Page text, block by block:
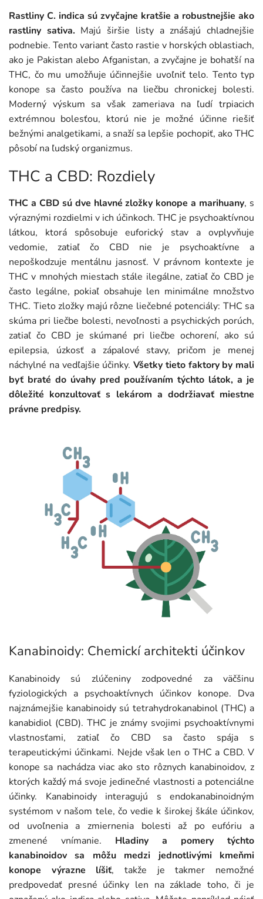
Rastliny C. indica sú zvyčajne kratšie a robustnejšie ako
rastliny sativa. Majú širšie listy a znášajú chladnejšie
podnebie. Tento variant často rastie v horských oblastiach,
ako je Pakistan alebo Afganistan, a zvyčajne je bohatší na
THC, čo mu umožňuje účinnejšie uvoľniť telo. Tento typ
konope sa často používa na liečbu chronickej bolesti.
Moderný výskum sa však zameriava na ľudí trpiacich
extrémnou bolesťou, ktorú nie je možné účinne riešiť
bežnými analgetikami, a snaží sa lepšie pochopiť, ako THC
pôsobí na ľudský organizmus.
THC a CBD: Rozdiely
THC a CBD sú dve hlavné zložky konope a marihuany, s
výraznými rozdielmi v ich účinkoch. THC je psychoaktívnou
látkou, ktorá spôsobuje euforický stav a ovplyvňuje
vedomie, zatiaľ čo CBD nie je psychoaktívne a
nepoškodzuje mentálnu jasnosť. V právnom kontexte je
THC v mnohých miestach stále ilegálne, zatiaľ čo CBD je
často legálne, pokiaľ obsahuje len minimálne množstvo
THC. Tieto zložky majú rôzne liečebné potenciály: THC sa
skúma pri liečbe bolesti, nevoľnosti a psychických porúch,
zatiaľ čo CBD je skúmané pri liečbe ochorení, ako sú
epilepsia, úzkosť a zápalové stavy, pričom je menej
náchylné na vedľajšie účinky. Všetky tieto faktory by mali
byť braté do úvahy pred používaním týchto látok, a je
dôležité konzultovať s lekárom a dodržiavať miestne
právne predpisy.
Kanabinoidy: Chemickí architekti účinkov
Kanabinoidy sú zlúčeniny zodpovedné za väčšinu
fyziologických a psychoaktívnych účinkov konope. Dva
najznámejšie kanabinoidy sú tetrahydrokanabinol (THC) a
kanabidiol (CBD). THC je známy svojimi psychoaktívnymi
vlastnosťami, zatiaľ čo CBD sa často spája s
terapeutickými účinkami. Nejde však len o THC a CBD. V
konope sa nachádza viac ako sto rôznych kanabinoidov, z
ktorých každý má svoje jedinečné vlastnosti a potenciálne
účinky. Kanabinoidy interagujú s endokanabinoidným
systémom v našom tele, čo vedie k širokej škále účinkov,
od uvoľnenia a zmiernenia bolesti až po eufóriu a
zmenené vnímanie. Hladiny a pomery týchto
kanabinoidov sa môžu medzi jednotlivými kmeňmi
konope výrazne líšiť, takže je takmer nemožné
predpovedať presné účinky len na základe toho, či je